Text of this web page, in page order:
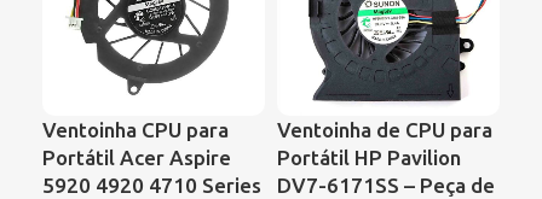
Ventoinha CPU para
Portátil Acer Aspire
5920 4920 4710 Series
Ventoinha de CPU para
Portátil HP Pavilion
DV7-6171SS – Peça de